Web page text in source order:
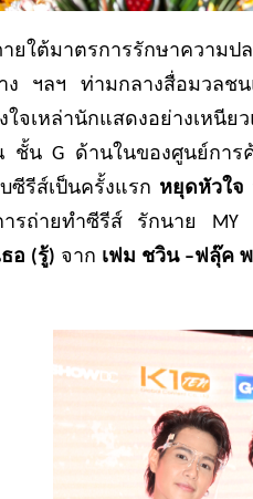
ายใต้มาตรการรักษาควา
ง ฯลฯ ท่ามกลางสื่อมวลช
ใจเหล่านักแสดงอย่างเห
ชั้น G ด้านในของศูนย์การ
ซีรีส์เป็นครั้งแรก หยุดหัวใจ
ารถ่ายทำซีรีส์ รักนาย
อ (รู้) จาก เฟม ชวิน –ฟลุ๊ค